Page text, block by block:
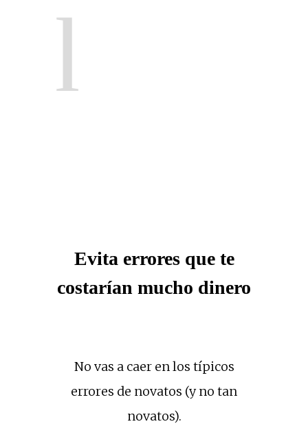
1
Evita errores que te
costarían mucho dinero
No vas a caer en los típicos
errores de novatos (y no tan
novatos).